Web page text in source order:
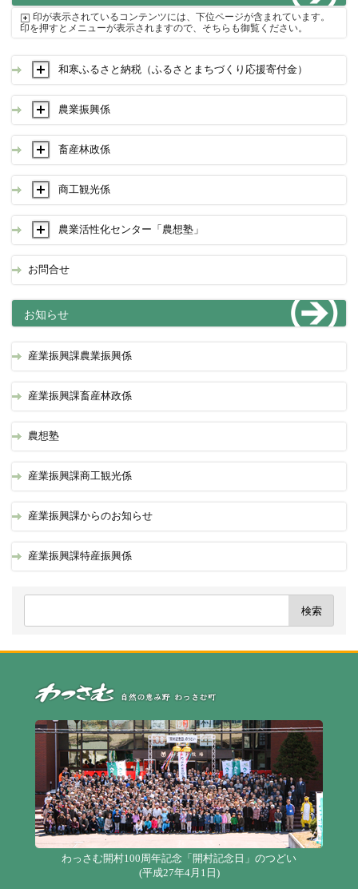
印が表示されているコンテンツには、下位ページが含まれています。
印を押すとメニューが表示されますので、そちらも御覧ください。
和寒ふるさと納税（ふるさとまちづくり応援寄付金）
農業振興係
畜産林政係
商工観光係
農業活性化センター「農想塾」
お問合せ
お知らせ
産業振興課農業振興係
産業振興課畜産林政係
農想塾
産業振興課商工観光係
産業振興課からのお知らせ
産業振興課特産振興係
わっさむ開村100周年記念「開村記念日」のつどい
(平成27年4月1日)